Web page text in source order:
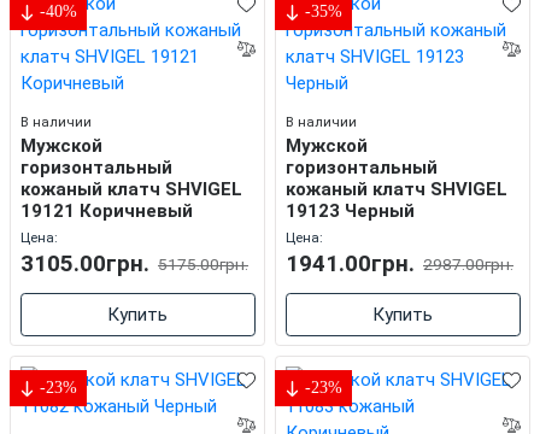
-40%
В наличии
Мужской
горизонтальный
кожаный клатч SHVIGEL
19121 Коричневый
Цена:
3105.00грн. 5175.00грн.
Купить
-35%
В наличии
Мужской
горизонтальный
кожаный клатч SHVIGEL
19123 Черный
Цена:
1941.00грн. 2987.00грн.
Купить
-23% -23%